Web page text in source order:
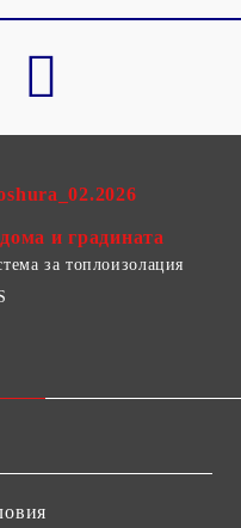
и градината
за топлоизолация